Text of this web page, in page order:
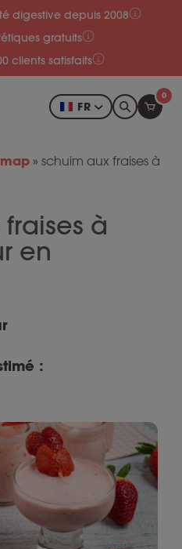
digestive depuis 2008
gratuits
clients satisfaits
FR
0
» schuim aux fraises à
à
en
: